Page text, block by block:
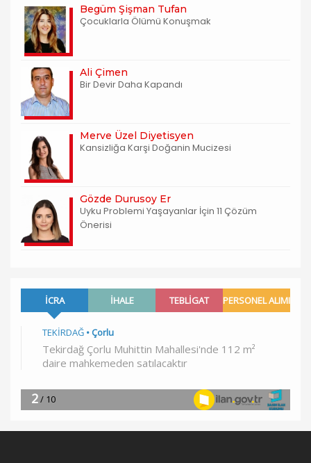
Begüm Şişman Tufan
Çocuklarla Ölümü Konuşmak
Ali Çimen
Bir Devir Daha Kapandı
Merve Üzel Diyetisyen
Kansizliğa Karşi Doğanin Mucizesi
Gözde Durusoy Er
Uyku Problemi Yaşayanlar İçin 11 Çözüm
Önerisi